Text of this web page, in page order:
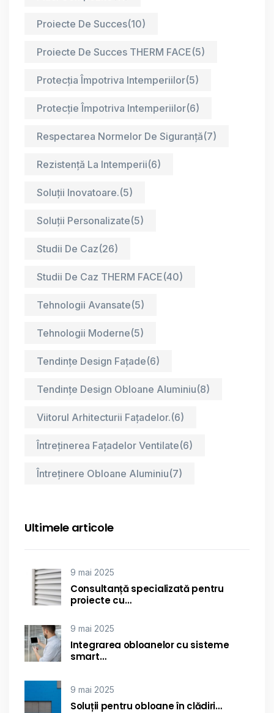
Proiecte De Succes(10)
Proiecte De Succes THERM FACE(5)
Protecția Împotriva Intemperiilor(5)
Protecție Împotriva Intemperiilor(6)
Respectarea Normelor De Siguranță(7)
Rezistență La Intemperii(6)
Soluții Inovatoare.(5)
Soluții Personalizate(5)
Studii De Caz(26)
Studii De Caz THERM FACE(40)
Tehnologii Avansate(5)
Tehnologii Moderne(5)
Tendințe Design Fațade(6)
Tendințe Design Obloane Aluminiu(8)
Viitorul Arhitecturii Fațadelor.(6)
Întreținerea Fațadelor Ventilate(6)
Întreținere Obloane Aluminiu(7)
Ultimele articole
9 mai 2025
Consultanță specializată pentru
proiecte cu…
9 mai 2025
Integrarea obloanelor cu sisteme
smart…
9 mai 2025
Soluții pentru obloane în clădiri…